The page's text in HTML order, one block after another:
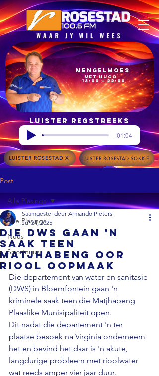
18:00 – 22:00
met Hugo
Mengelmoes
Luister regstreeks
-01:04
LUISTER ROSESTAD X LUISTER ROSESTAD SOKKIE
Post
Alle Plasings
Nuus
Sportnuus
Alle Plasings
Die DWS gaan 'n
saak teen
Matjhabeng oor
riool oopmaak
Saamgestel deur Armando Pieters
Jul 24, 2025
Die departement van water en sanitasie
(DWS) in Bloemfontein gaan 'n
kriminele saak teen die Matjhabeng
Plaaslike Munisipaliteit open.
Dit nadat die departement 'n ter
plaatse besoek na Virginia onderneem
het en bevind het daar is 'n akute,
langdurige probleem met rioolwater
wat reeds amper vier jaar duur.